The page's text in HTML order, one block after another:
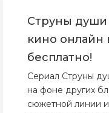
Струны души
кино онлайн
бесплатно!
Сериал Струны
на фоне других
сюжетной линии